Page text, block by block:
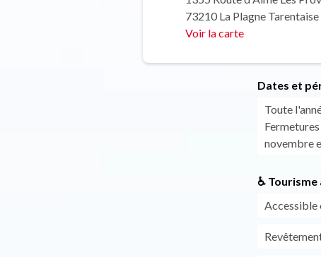
73210 La Plagne Tarentaise
Voir la carte
Dates et
Toute
novembre
♿
Accessible